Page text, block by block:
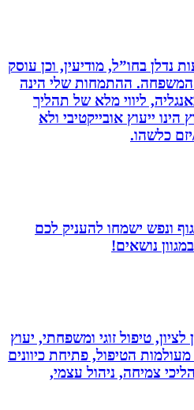
בחו”ל, מודיעין, וכן עוסק
ההתמחות שלי הינה
ליווי מלא של תהליך
אובייקטיבי ולא
ישמחו להעניק לכם
נושאים!
טיפול זוגי ומשפחתי, יעוץ
הטיפול, פתיחת כיוונים
צמיחה, ניהול עצמי,